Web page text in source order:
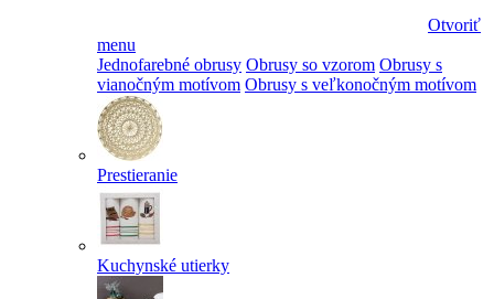
Otvoriť
menu
Jednofarebné obrusy Obrusy so vzorom Obrusy s
vianočným motívom Obrusy s veľkonočným motívom
Prestieranie
Kuchynské utierky